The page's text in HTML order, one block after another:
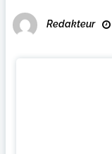
Redakteur